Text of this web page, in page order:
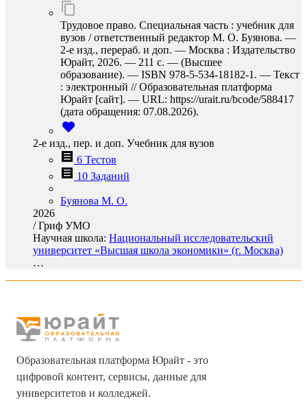
Трудовое право. Специальная часть : учебник для
вузов / ответственный редактор М. О. Буянова. —
2-е изд., перераб. и доп. — Москва : Издательство
Юрайт, 2026. — 211 с. — (Высшее
образование). — ISBN 978-5-534-18182-1. — Текст
: электронный // Образовательная платформа
Юрайт [сайт]. — URL: https://urait.ru/bcode/588417
(дата обращения: 07.08.2026).
2-е изд., пер. и доп. Учебник для вузов
6 Тестов
10 Заданий
Буянова М. О.
2026
/Гриф УМО
Научная школа: Национальный исследовательский
университет «Высшая школа экономики» (г. Москва)
…
Образовательная платформа Юрайт - это
цифровой контент, сервисы, данные для
университетов и колледжей.